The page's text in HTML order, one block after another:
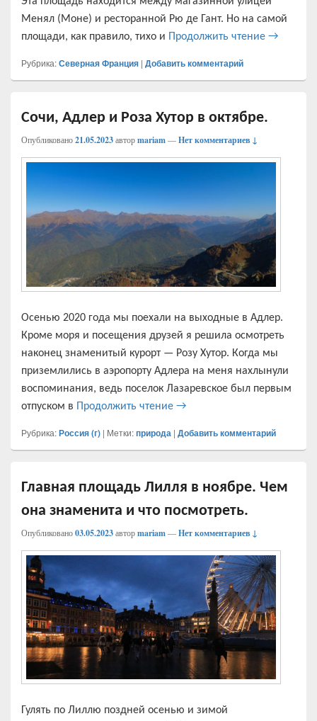
Менял (Моне) и ресторанной Рю де Гант. Но на самой
площади, как правило, тихо и Продолжить чтение Самая
→
Рубрика:Северная Франция | Добавить комментарий
Сочи, Адлер и Роза Хутор в октябре.
Опубликовано21.05.2023авторmariam—Нет комментариев ↓
Осенью 2020 года мы поехали на выходные в Адлер.
Кроме моря и посещения друзей я решила осмотреть
наконец знаменитый курорт — Розу Хутор. Когда мы
приземлились в аэропорту Адлера на меня нахлынули
воспоминания, ведь поселок Лазаревское был первым
отпуском в
Продолжить чтение Сочи, Адлер и Роза Хутор в
→
Рубрика:Россия (г) | Метки:природа | Добавить комментарий
Главная площадь Лилля в ноябре. Чем
она знаменита и что посмотреть.
Опубликовано03.05.2023авторmariam—Нет комментариев ↓
Гулять по Лиллю поздней осенью и зимой